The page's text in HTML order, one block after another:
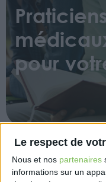
Le respect de
Nous et nos partenaires
informations sur un
pour
Praticiens ou
accompagne et